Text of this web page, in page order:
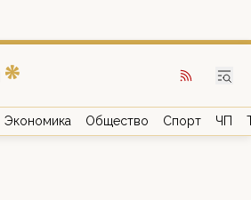
Экономика Общество Спорт ЧП